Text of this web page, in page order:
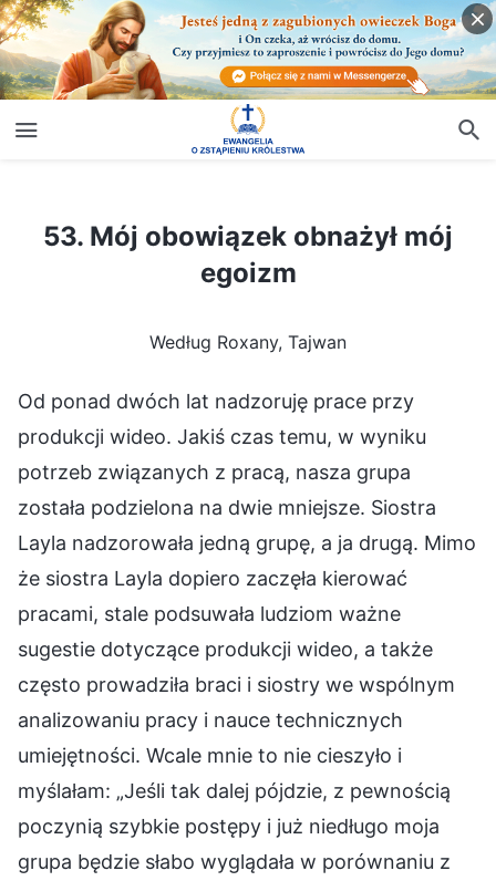
53. Mój obowiązek obnażył mój egoizm
53. Mój obowiązek obnażył mój
egoizm
Według Roxany, Tajwan
Od ponad dwóch lat nadzoruję prace przy
produkcji wideo. Jakiś czas temu, w wyniku
potrzeb związanych z pracą, nasza grupa
została podzielona na dwie mniejsze. Siostra
Layla nadzorowała jedną grupę, a ja drugą. Mimo
że siostra Layla dopiero zaczęła kierować
pracami, stale podsuwała ludziom ważne
sugestie dotyczące produkcji wideo, a także
często prowadziła braci i siostry we wspólnym
analizowaniu pracy i nauce technicznych
umiejętności. Wcale mnie to nie cieszyło i
myślałam: „Jeśli tak dalej pójdzie, z pewnością
poczynią szybkie postępy i już niedługo moja
grupa będzie słabo wyglądała w porównaniu z